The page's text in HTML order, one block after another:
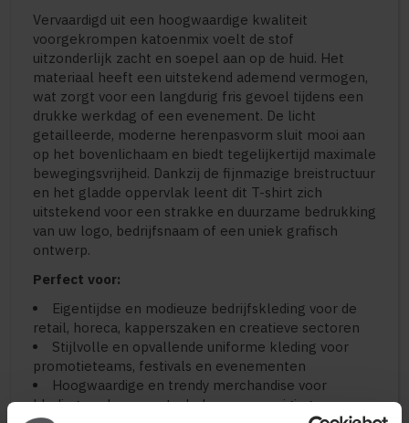
Vervaardigd uit een hoogwaardige kwaliteit
voorgekrompen katoenmix voelt de stof
uitzonderlijk zacht en soepel aan op de huid. Het
materiaal heeft een uitstekend ademend vermogen,
wat zorgt voor een langdurig fris gevoel tijdens een
drukke werkdag of een evenement. De licht
getailleerde, moderne herenpasvorm sluit mooi aan
op het bovenlichaam en biedt tegelijkertijd maximale
bewegingsvrijheid. Dankzij de fijnmazige breistructuur
en het gladde oppervlak leent dit T-shirt zich
uitstekend voor een strakke en duurzame bedrukking
van uw logo, bedrijfsnaam of een uniek grafisch
ontwerp.
Perfect voor:
Eigentijdse en modieuze bedrijfskleding voor de
retail, horeca, kapperszaken en creatieve sectoren
Stijlvolle en opvallende uniforme kleding voor
promotieteams, festivals en evenementen
Hoogwaardige en trendy merchandise voor
kledingmerken, sportscholen en verenigingen